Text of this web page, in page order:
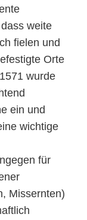
weite
fielen und
Orte
wurde
ein und
wichtige
für
Missernten)